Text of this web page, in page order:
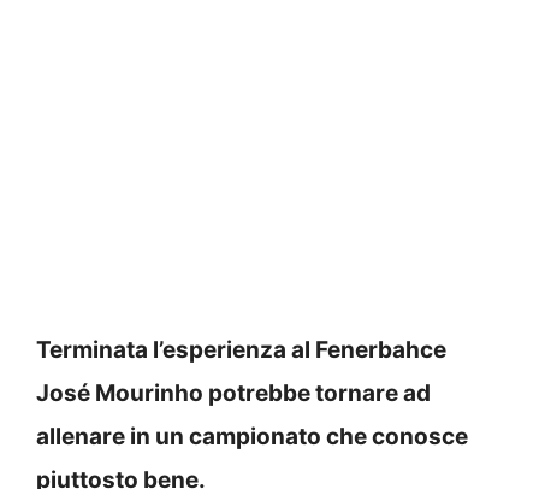
Terminata l’esperienza al Fenerbahce
José Mourinho potrebbe tornare ad
allenare in un campionato che conosce
piuttosto bene.